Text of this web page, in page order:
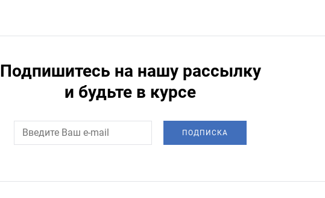
Подпишитесь на нашу рассылку
и будьте в курсе
ПОДПИСКА